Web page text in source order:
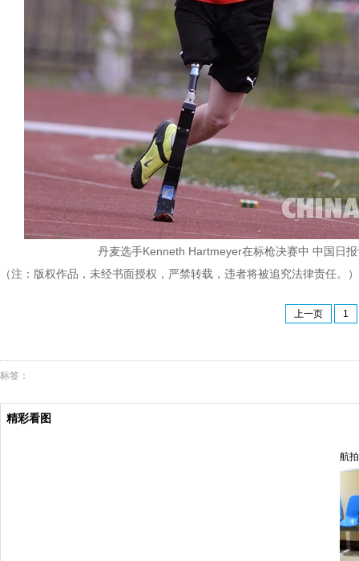
丹麦选手Kenneth Hartmeyer在标枪决赛中 中国日
（注：版权作品，未经书面授权，严禁转载，违者将被追究法律责任。）
上一页 1
标签：
精彩看图
航